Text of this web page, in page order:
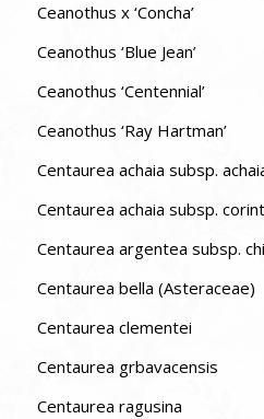
Ceanothus x ‘Concha’
Ceanothus ‘Blue Jean’
Ceanothus ‘Centennial’
Ceanothus ‘Ray Hartman’
Centaurea achaia subsp.
Centaurea achaia subsp.
Centaurea argentea subsp.
Centaurea bella (Asteraceae)
Centaurea clementei
Centaurea grbavacensis
Centaurea ragusina